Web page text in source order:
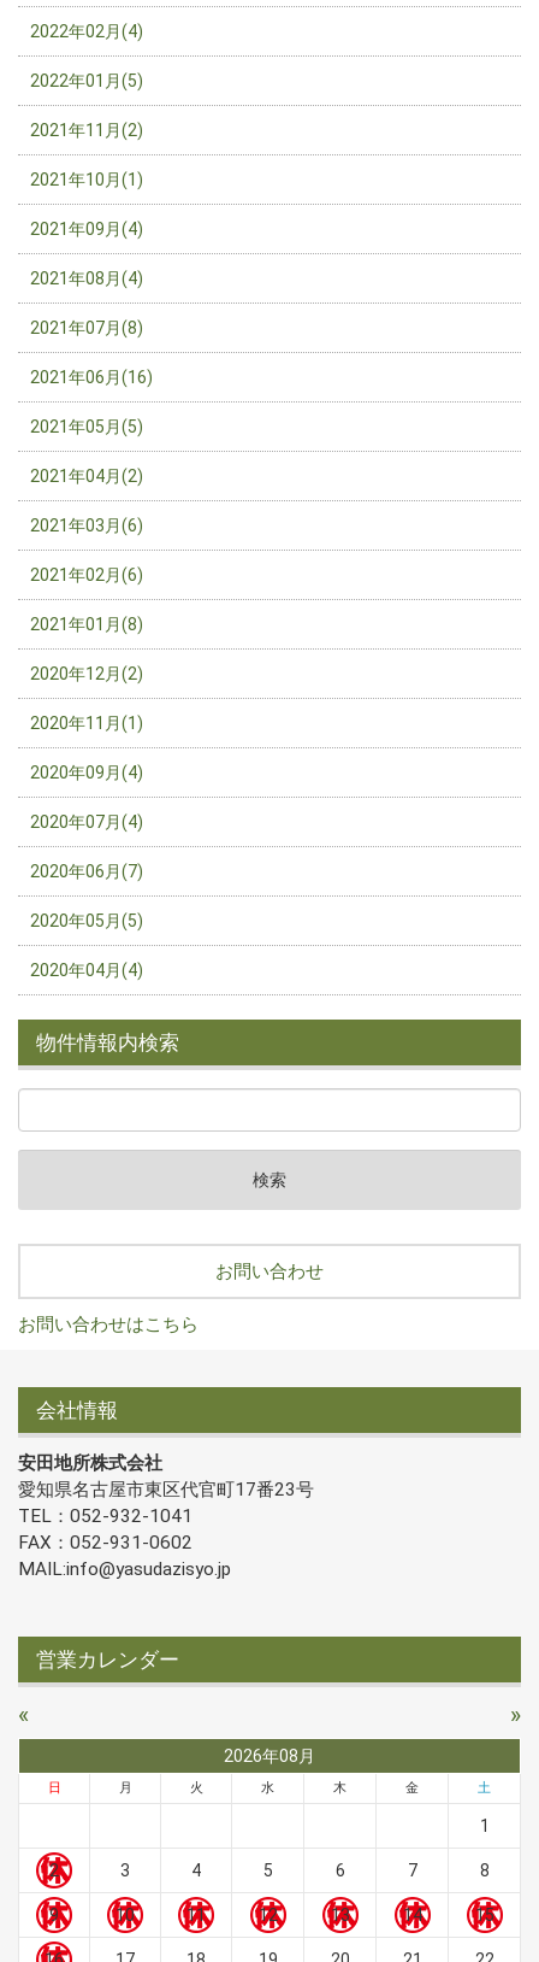
2022年02月(4)
2022年01月(5)
2021年11月(2)
2021年10月(1)
2021年09月(4)
2021年08月(4)
2021年07月(8)
2021年06月(16)
2021年05月(5)
2021年04月(2)
2021年03月(6)
2021年02月(6)
2021年01月(8)
2020年12月(2)
2020年11月(1)
2020年09月(4)
2020年07月(4)
2020年06月(7)
2020年05月(5)
2020年04月(4)
物件情報内検索
お問い合わせ
お問い合わせはこちら
会社情報
安田地所株式会社
愛知県名古屋市東区代官町17番23号
TEL：052-932-1041
FAX：052-931-0602
MAIL:info@yasudazisyo.jp
営業カレンダー
« »
2026年08月
日 月 火 水 木 金 土
1
2 3 4 5 6 7 8
9 10 11 12 13 14 15